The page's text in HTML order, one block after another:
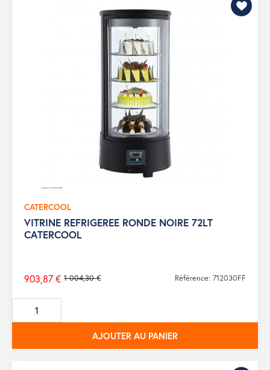
CATERCOOL
VITRINE REFRIGEREE RONDE NOIRE 72LT
CATERCOOL
Prix
de
base
1 004,30 €
903,87 € Référence: 712030FF
AJOUTER AU PANIER